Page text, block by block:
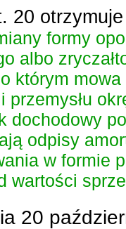
20
formy
albo
którym
przemysłu
dochodowy
odpisy
w formie
wartości
20